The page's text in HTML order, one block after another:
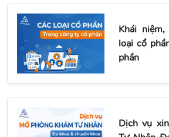
Khái
loại cổ
phần
Dịch vụ